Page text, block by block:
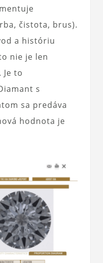
čistota, brus).
a históriu
nie je len
to
s
sa predáva
hodnota je